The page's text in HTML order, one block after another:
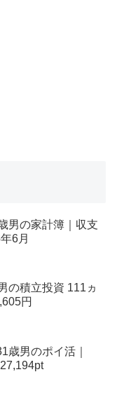
男の家計簿｜収支
6月
の積立投資 111ヵ
円
歳男のポイ活｜